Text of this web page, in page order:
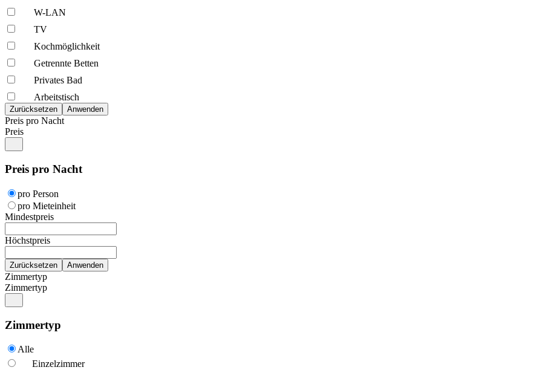
W-LAN
TV
Kochmöglich­keit
Getrennte Betten
Privates Bad
Arbeitstisch
Preis pro Nacht
Preis
Preis pro Nacht
pro Person
pro Mieteinheit
Mindestpreis
Höchstpreis
Zimmertyp
Zimmertyp
Zimmertyp
Alle
Einzelzimmer